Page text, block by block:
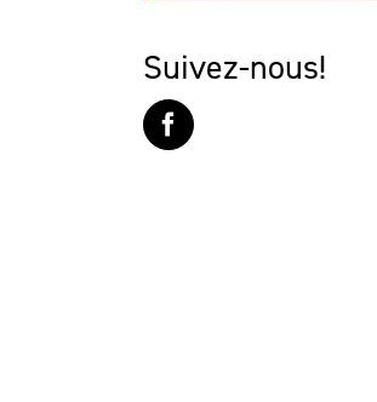
Suivez-nous!